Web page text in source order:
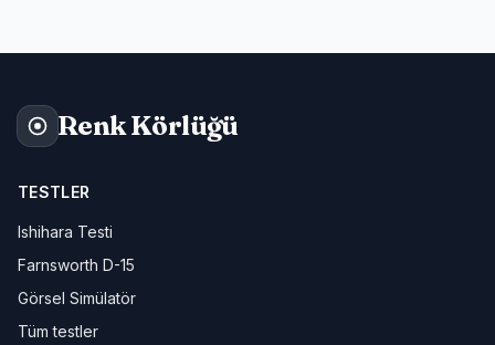
Renk Körlüğü
TESTLER
Ishihara Testi
Farnsworth D-15
Görsel Simülatör
Tüm testler